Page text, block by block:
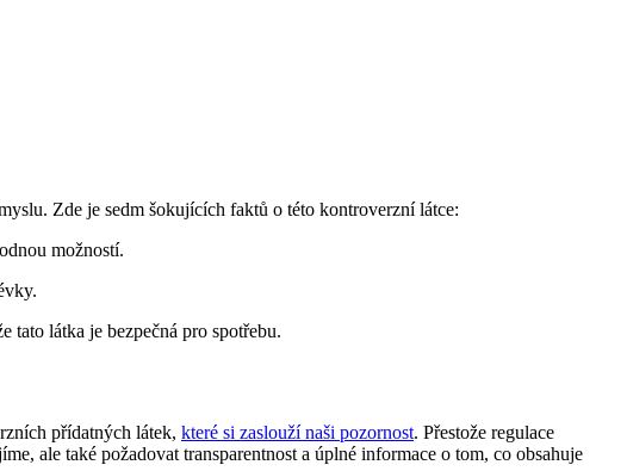
Zde je sedm šokujících faktů o této kontroverzní látce:
možností.
tato látka je bezpečná pro spotřebu.
přídatných látek, které si zaslouží naši pozornost. Přestože regulace
ale také požadovat transparentnost a úplné informace o tom, co obsahuje